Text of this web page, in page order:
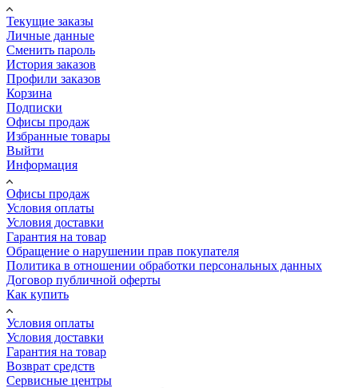
Текущие заказы
Личные данные
Сменить пароль
История заказов
Профили заказов
Корзина
Подписки
Офисы продаж
Избранные товары
Выйти
Информация
Офисы продаж
Условия оплаты
Условия доставки
Гарантия на товар
Обращение о нарушении прав покупателя
Политика в отношении обработки персональных данных
Договор публичной оферты
Как купить
Условия оплаты
Условия доставки
Гарантия на товар
Возврат средств
Сервисные центры